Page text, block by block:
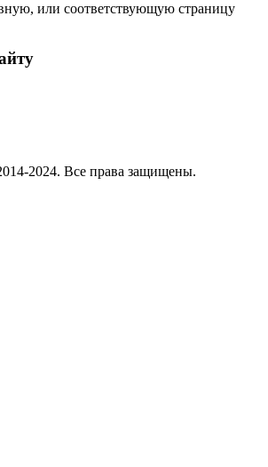
или соответствующую страницу
2024. Все права защищены.